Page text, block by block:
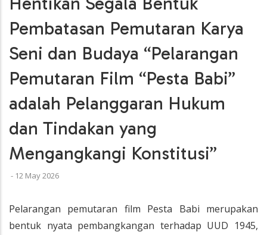
Pembatasan Pemutaran Karya
Seni dan Budaya “Pelarangan
Pemutaran Film “Pesta Babi”
adalah Pelanggaran Hukum
dan Tindakan yang
Mengangkangi Konstitusi”
- 12 May 2026
Pelarangan pemutaran film Pesta Babi merupakan
bentuk nyata pembangkangan terhadap UUD 1945,